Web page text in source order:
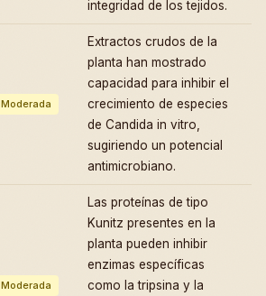
integridad de los tejidos.
Moderada
Extractos crudos de la
planta han mostrado
capacidad para inhibir el
crecimiento de especies
de Candida in vitro,
sugiriendo un potencial
antimicrobiano.
Moderada
Las proteínas de tipo
Kunitz presentes en la
planta pueden inhibir
enzimas específicas
como la tripsina y la